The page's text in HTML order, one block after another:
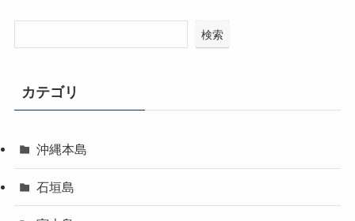
検索
カテゴリ
沖縄本島
石垣島